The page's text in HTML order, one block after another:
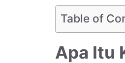
Table of
Apa Itu